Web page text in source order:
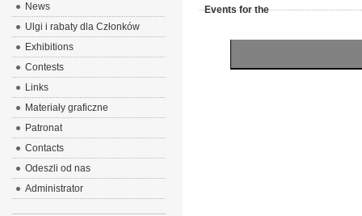
Events for the
News
Ulgi i rabaty dla Członków
Exhibitions
Contests
Links
Materiały graficzne
Patronat
Contacts
Odeszli od nas
Administrator